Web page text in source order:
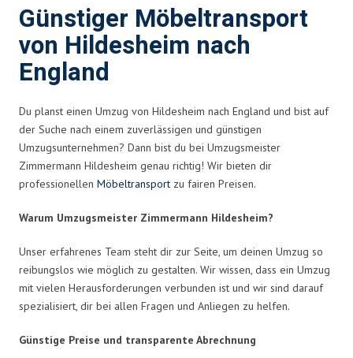
Günstiger Möbeltransport
von Hildesheim nach
England
Du planst einen Umzug von Hildesheim nach England und bist auf
der Suche nach einem zuverlässigen und günstigen
Umzugsunternehmen? Dann bist du bei Umzugsmeister
Zimmermann Hildesheim genau richtig! Wir bieten dir
professionellen Möbeltransport zu fairen Preisen.
Warum Umzugsmeister Zimmermann Hildesheim?
Unser erfahrenes Team steht dir zur Seite, um deinen Umzug so
reibungslos wie möglich zu gestalten. Wir wissen, dass ein Umzug
mit vielen Herausforderungen verbunden ist und wir sind darauf
spezialisiert, dir bei allen Fragen und Anliegen zu helfen.
Günstige Preise und transparente Abrechnung